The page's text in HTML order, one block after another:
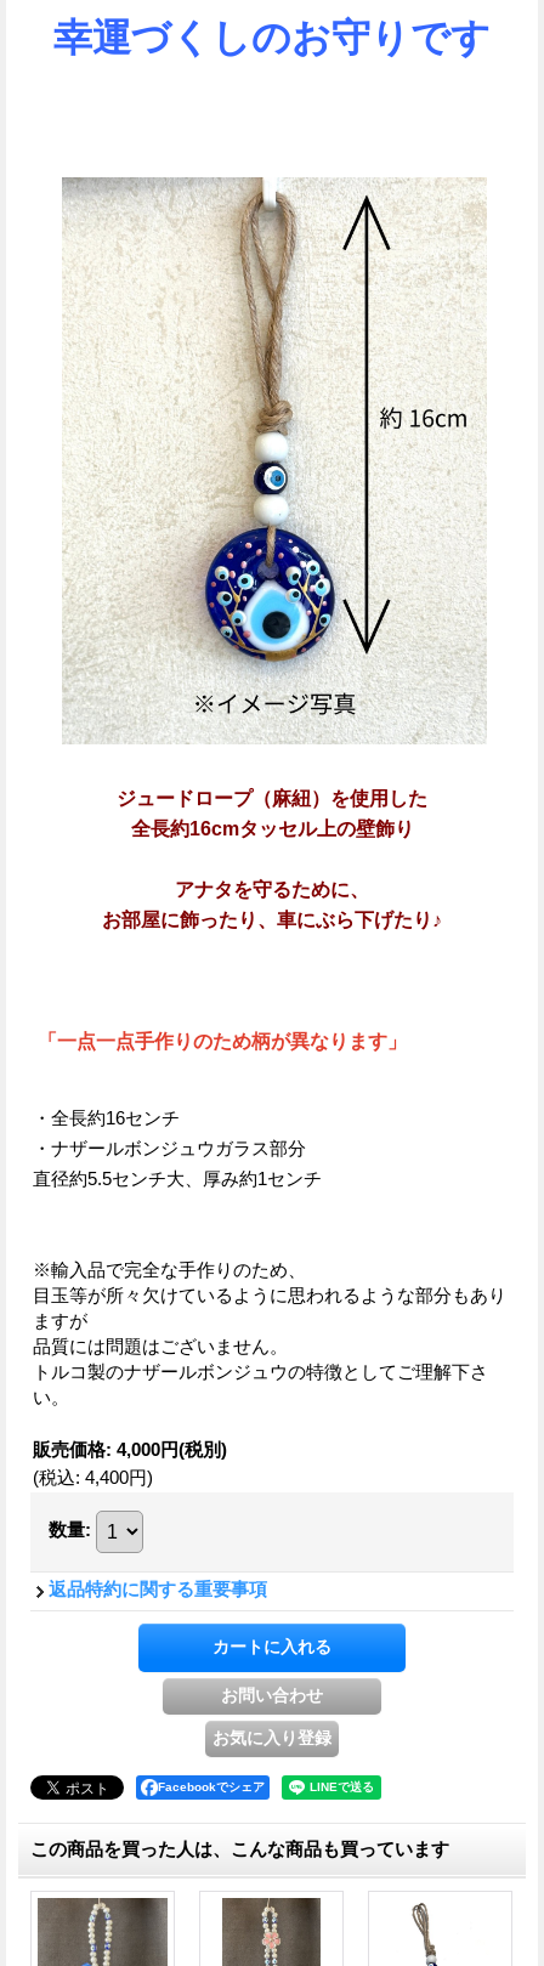
幸運づくしのお守りです
ジュードロープ（麻紐）を使用した
全長約16cmタッセル上の壁飾り
アナタを守るために、
お部屋に飾ったり、 車にぶら下げたり♪
「一点一点手作りのため柄が異なります」
・全長約16センチ
・ナザールボンジュウガラス部分
直径約5.5センチ大、厚み約1センチ
※輸入品で完全な手作りのため、
目玉等が所々欠けているように思われるような部分もあり
ますが
品質には問題はございません。
トルコ製のナザールボンジュウの特徴としてご理解下さ
い。
販売価格: 4,000円(税別)
(税込: 4,400円)
数量:
返品特約に関する重要事項
Facebookでシェア
この商品を買った人は、こんな商品も買っています